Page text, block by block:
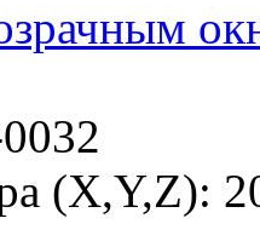
(X,Y,Z):